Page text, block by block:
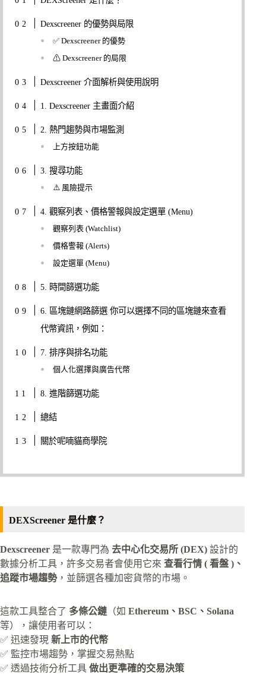
Dexscreener 的優勢與局限
✅ Dexscreener 的優勢
⚠ Dexscreener 的局限
Dexscreener 介面解析與使用說明
1. Dexscreener 主畫面介紹
2. 熱門趨勢與市場監測
上方按鈕功能
3. 搜尋功能
⚠️ 風險提示
4. 觀察列表、價格警報與設定選單 (Menu)
觀察列表 (Watchlist)
價格警報 (Alerts)
設定選單 (Menu)
5. 時間篩選功能
6. 區塊鏈網路篩選 你可以選擇不同的區塊鏈來查看
代幣資訊，例如：
7. 排序與排名功能
個人化選擇與廣告代幣
8. 進階篩選功能
總結
關於呢喃貓商學院
DEXScreener 是什麼？
Dexscreener 是一款專門為 去中心化交易所 (DEX) 設計的
數據分析工具，許多交易者會使用它來 查看行情 ( 看盤 )、
追蹤市場趨勢，並篩選各種加密貨幣的市場。
這款工具整合了 多條公鏈 （如 Ethereum、BSC、Solana
等），讓使用者可以：
✅ 迅速發現 新上市的代幣
✅ 監控市場趨勢，掌握交易熱點
✅ 透過技術分析工具 做出更準確的交易決策